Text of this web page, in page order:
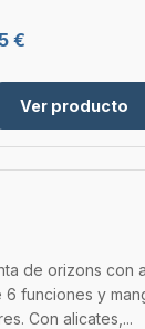
€
Ver producto
de orizons con
funciones y
Con alicates,...